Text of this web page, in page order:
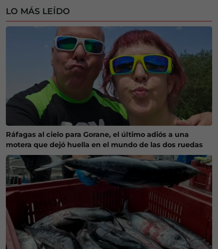
LO MÁS LEÍDO
Ráfagas al cielo para Gorane, el último adiós a una
motera que dejó huella en el mundo de las dos ruedas